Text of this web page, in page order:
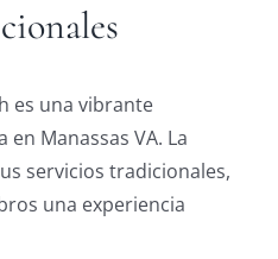
es una vibrante
Manassas VA. La
servicios tradicionales,
una experiencia